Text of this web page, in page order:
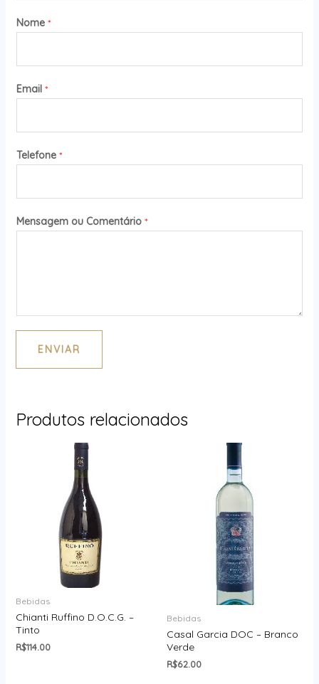
Nome *
Email *
Telefone *
Mensagem ou Comentário *
ENVIAR
Produtos relacionados
Bebidas
Chianti Ruffino D.O.C.G. –
Tinto
R$114.00
Bebidas
Casal Garcia DOC – Branco
Verde
R$62.00